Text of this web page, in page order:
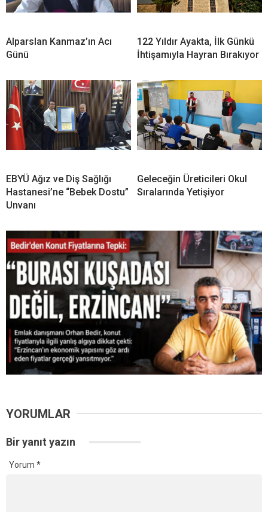
Alparslan Kanmaz’ın Acı
Günü
122 Yıldır Ayakta, İlk Günkü
İhtişamıyla Hayran Bırakıyor
EBYÜ Ağız ve Diş Sağlığı
Hastanesi’ne “Bebek Dostu”
Unvanı
Geleceğin Üreticileri Okul
Sıralarında Yetişiyor
YORUMLAR
Bir yanıt yazın
Yorum *